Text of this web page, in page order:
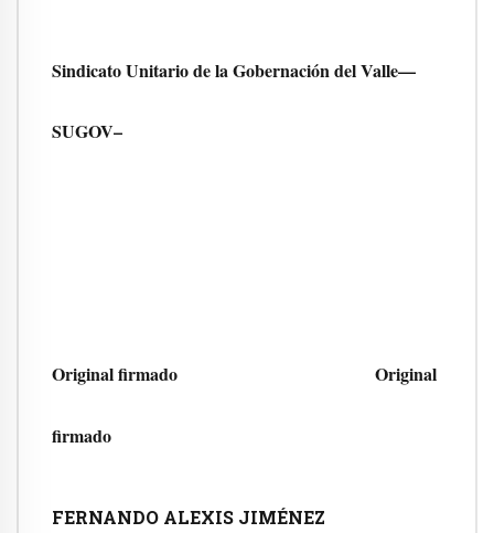
Sindicato Unitario de la Gobernación del Valle—
SUGOV–
Original firmado Original
firmado
FERNANDO ALEXIS JIMÉNEZ